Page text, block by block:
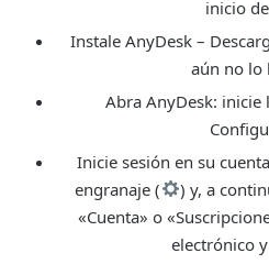
inicio
Instale AnyDesk –
aún no lo
Abra AnyDesk: inicie
Inicie sesión en su
engranaje (
) y, a
«Cuenta» o
electrónico